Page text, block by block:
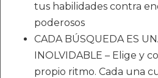
tus habilidades contra
poderosos
CADA BÚSQUEDA ES
INOLVIDABLE – Elige y
propio ritmo. Cada una